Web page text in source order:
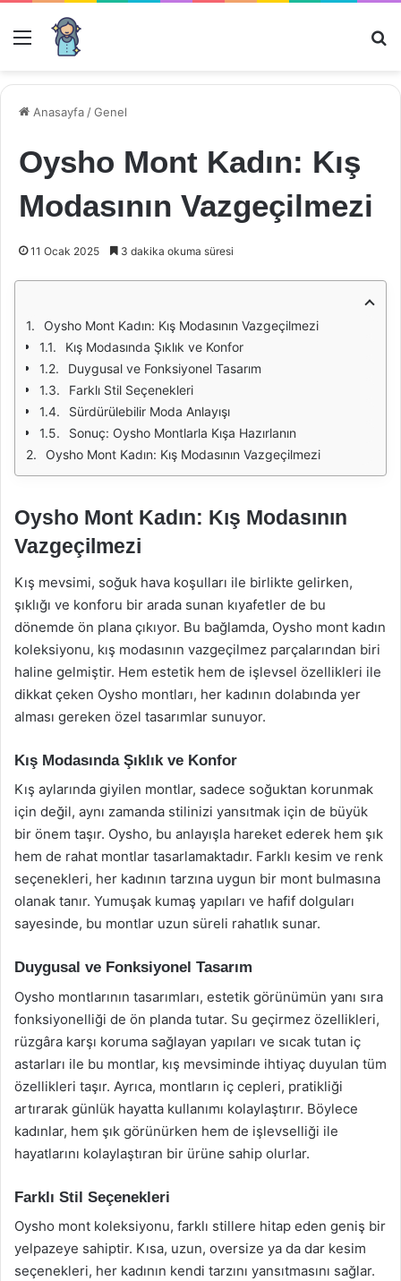
Menü
Anasayfa /Genel
Oysho Mont Kadın: Kış
Modasının Vazgeçilmezi
11 Ocak 2025 3 dakika okuma süresi
Oysho Mont Kadın: Kış Modasının Vazgeçilmezi
Kış Modasında Şıklık ve Konfor
Duygusal ve Fonksiyonel Tasarım
Farklı Stil Seçenekleri
Sürdürülebilir Moda Anlayışı
Sonuç: Oysho Montlarla Kışa Hazırlanın
Oysho Mont Kadın: Kış Modasının Vazgeçilmezi
Oysho Mont Kadın: Kış Modasının
Vazgeçilmezi
Kış mevsimi, soğuk hava koşulları ile birlikte gelirken,
şıklığı ve konforu bir arada sunan kıyafetler de bu
dönemde ön plana çıkıyor. Bu bağlamda, Oysho mont kadın
koleksiyonu, kış modasının vazgeçilmez parçalarından biri
haline gelmiştir. Hem estetik hem de işlevsel özellikleri ile
dikkat çeken Oysho montları, her kadının dolabında yer
alması gereken özel tasarımlar sunuyor.
Kış Modasında Şıklık ve Konfor
Kış aylarında giyilen montlar, sadece soğuktan korunmak
için değil, aynı zamanda stilinizi yansıtmak için de büyük
bir önem taşır. Oysho, bu anlayışla hareket ederek hem şık
hem de rahat montlar tasarlamaktadır. Farklı kesim ve renk
seçenekleri, her kadının tarzına uygun bir mont bulmasına
olanak tanır. Yumuşak kumaş yapıları ve hafif dolguları
sayesinde, bu montlar uzun süreli rahatlık sunar.
Duygusal ve Fonksiyonel Tasarım
Oysho montlarının tasarımları, estetik görünümün yanı sıra
fonksiyonelliği de ön planda tutar. Su geçirmez özellikleri,
rüzgâra karşı koruma sağlayan yapıları ve sıcak tutan iç
astarları ile bu montlar, kış mevsiminde ihtiyaç duyulan tüm
özellikleri taşır. Ayrıca, montların iç cepleri, pratikliği
artırarak günlük hayatta kullanımı kolaylaştırır. Böylece
kadınlar, hem şık görünürken hem de işlevselliği ile
hayatlarını kolaylaştıran bir ürüne sahip olurlar.
Farklı Stil Seçenekleri
Oysho mont koleksiyonu, farklı stillere hitap eden geniş bir
yelpazeye sahiptir. Kısa, uzun, oversize ya da dar kesim
seçenekleri, her kadının kendi tarzını yansıtmasını sağlar.